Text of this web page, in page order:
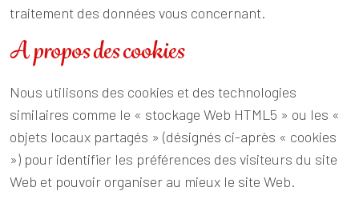
traitement des données vous concernant.
A propos des cookies
Nous utilisons des cookies et des technologies
similaires comme le « stockage Web HTML5 » ou les «
objets locaux partagés » (désignés ci-après « cookies
») pour identifier les préférences des visiteurs du site
Web et pouvoir organiser au mieux le site Web.